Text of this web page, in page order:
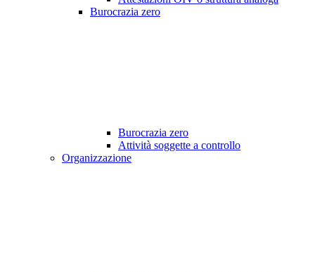
Burocrazia zero
Burocrazia zero
Attività soggette a controllo
Organizzazione